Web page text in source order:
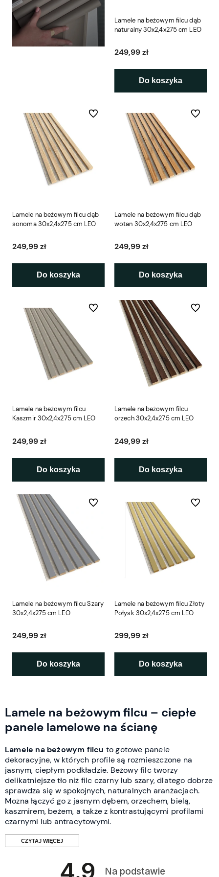
Lamele na beżowym filcu dąb
naturalny 30x2,4x275 cm LEO
249,99 zł
Do koszyka
Lamele na beżowym filcu dąb
sonoma 30x2,4x275 cm LEO
249,99 zł
Do koszyka
Do ulubionych
Lamele na beżowym filcu dąb
wotan 30x2,4x275 cm LEO
249,99 zł
Do koszyka
Do
Lamele na beżowym filcu
Kaszmir 30x2,4x275 cm LEO
249,99 zł
Do koszyka
Do ulubionych
Lamele na beżowym filcu
orzech 30x2,4x275 cm LEO
249,99 zł
Do koszyka
Do
Lamele na beżowym filcu Szary
30x2,4x275 cm LEO
249,99 zł
Do koszyka
Do ulubionych
Lamele na beżowym filcu Złoty
Połysk 30x2,4x275 cm LEO
299,99 zł
Do koszyka
Do
Lamele na beżowym filcu – ciepłe
panele lamelowe na ścianę
Lamele na beżowym filcu to gotowe panele
dekoracyjne, w których profile są rozmieszczone na
jasnym, ciepłym podkładzie. Beżowy filc tworzy
delikatniejsze tło niż filc czarny lub szary, dlatego dobrze
sprawdza się w spokojnych, naturalnych aranżacjach.
Można łączyć go z jasnym dębem, orzechem, bielą,
kaszmirem, beżem, a także z kontrastującymi profilami
czarnymi lub antracytowymi.
CZYTAJ WIĘCEJ
Czym wyróżniają się lamele na
4.9
Na podstawie